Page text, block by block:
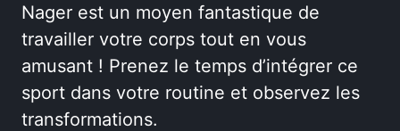
Nager est un moyen fantastique de
travailler votre corps tout en vous
amusant ! Prenez le temps d’intégrer ce
sport dans votre routine et observez les
transformations.